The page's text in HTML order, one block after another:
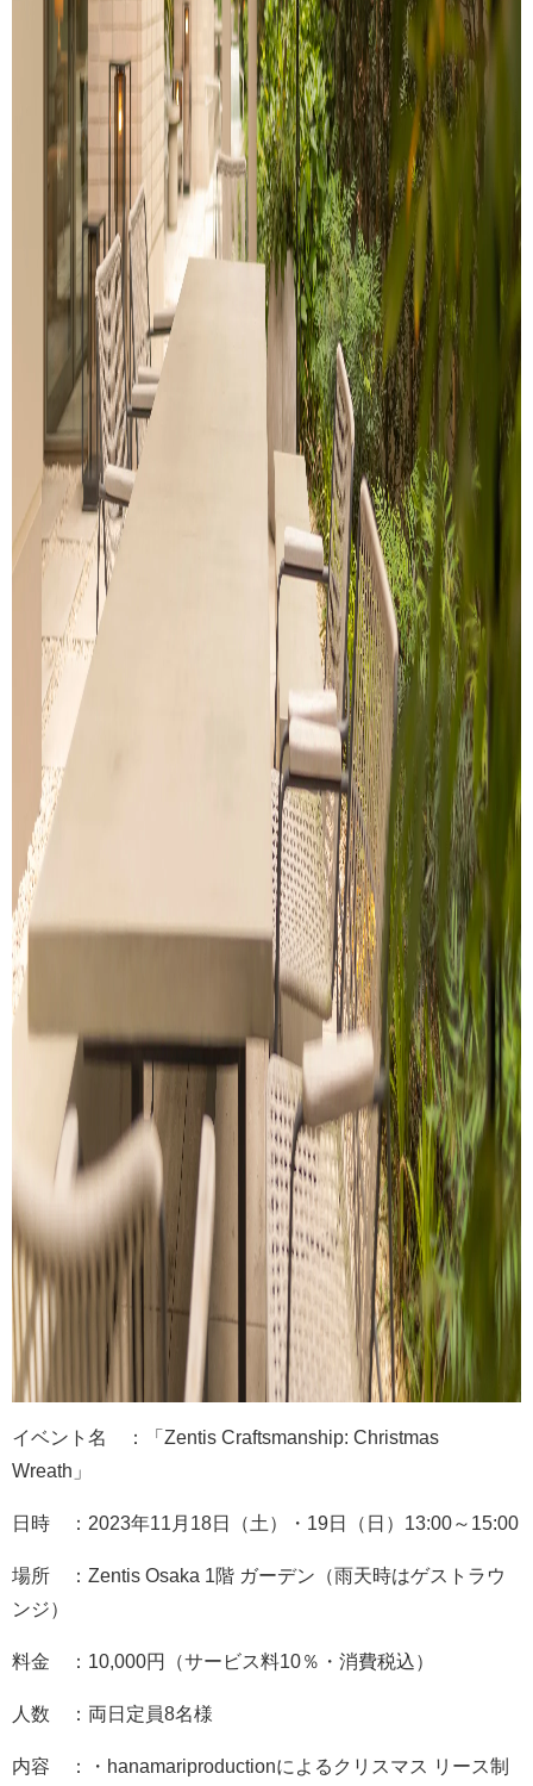
イベント名 ：「Zentis Craftsmanship: Christmas
Wreath」
日時 ：2023年11月18日（土）・19日（日）13:00～15:00
場所 ：Zentis Osaka 1階 ガーデン（雨天時はゲストラウ
ンジ）
料金 ：10,000円（サービス料10％・消費税込）
人数 ：両日定員8名様
内容 ：・hanamariproductionによるクリスマス リース制